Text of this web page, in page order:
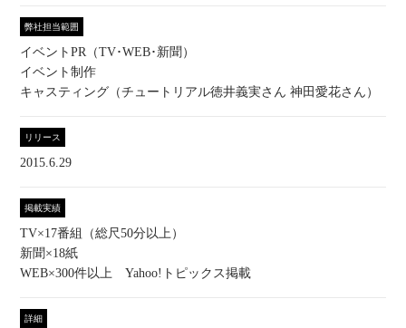
弊社担当範囲
イベントPR（TV･WEB･新聞）
イベント制作
キャスティング（チュートリアル徳井義実さん 神田愛花さん）
リリース
2015.6.29
掲載実績
TV×17番組（総尺50分以上）
新聞×18紙
WEB×300件以上 Yahoo!トピックス掲載
詳細